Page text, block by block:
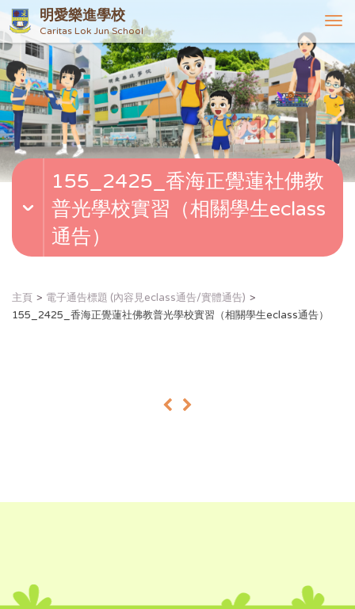
明愛樂進學校
Caritas Lok Jun School
T
o
g
g
l
e
n
v
i
155_2425_香海正覺蓮社佛教
普光學校實習（相關學生eclass
通告）
主頁
電子通告標題 (內容見eclass通告/實體通告)
155_2425_香海正覺蓮社佛教普光學校實習（相關學生eclass通告）
« »